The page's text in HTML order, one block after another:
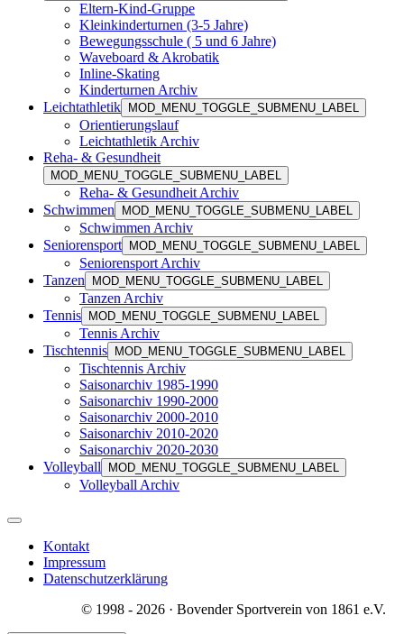
Eltern-Kind-Gruppe
Kleinkinderturnen (3-5 Jahre)
Bewegungsschule ( 5 und 6 Jahre)
Waveboard & Akrobatik
Inline-Skating
Kinderturnen Archiv
Leichtathletik
MOD_MENU_TOGGLE_SUBMENU_LABEL
Orientierungslauf
Leichtathletik Archiv
Reha- & Gesundheit
MOD_MENU_TOGGLE_SUBMENU_LABEL
Reha- & Gesundheit Archiv
Schwimmen
MOD_MENU_TOGGLE_SUBMENU_LABEL
Schwimmen Archiv
Seniorensport
MOD_MENU_TOGGLE_SUBMENU_LABEL
Seniorensport Archiv
Tanzen
MOD_MENU_TOGGLE_SUBMENU_LABEL
Tanzen Archiv
Tennis
MOD_MENU_TOGGLE_SUBMENU_LABEL
Tennis Archiv
Tischtennis
MOD_MENU_TOGGLE_SUBMENU_LABEL
Tischtennis Archiv
Saisonarchiv 1985-1990
Saisonarchiv 1990-2000
Saisonarchiv 2000-2010
Saisonarchiv 2010-2020
Saisonarchiv 2020-2030
Volleyball
MOD_MENU_TOGGLE_SUBMENU_LABEL
Volleyball Archiv
Kontakt
Impressum
Datenschutzerklärung
© 1998 - 2026 · Bovender Sportverein von 1861 e.V.